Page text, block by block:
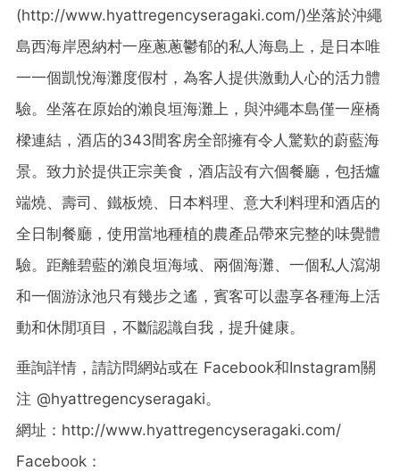
(http://www.hyattregencyseragaki.com/)坐落於沖繩
島西海岸恩納村一座蔥蔥鬱郁的私人海島上，是日本唯
一一個凱悅海灘度假村，為客人提供激動人心的活力體
驗。坐落在原始的瀨良垣海灘上，與沖繩本島僅一座橋
樑連結，酒店的343間客房全部擁有令人驚歎的蔚藍海
景。致力於提供正宗美食，酒店設有六個餐廳，包括爐
端燒、壽司、鐵板燒、日本料理、意大利料理和酒店的
全日制餐廳，使用當地種植的農產品帶來完整的味覺體
驗。距離碧藍的瀨良垣海域、兩個海灘、一個私人瀉湖
和一個游泳池只有幾步之遙，賓客可以盡享各種海上活
動和休閒項目，不斷認識自我，提升健康。
垂詢詳情，請訪問網站或在 Facebook和Instagram關
注 @hyattregencyseragaki。
網址：http://www.hyattregencyseragaki.com/
Facebook：